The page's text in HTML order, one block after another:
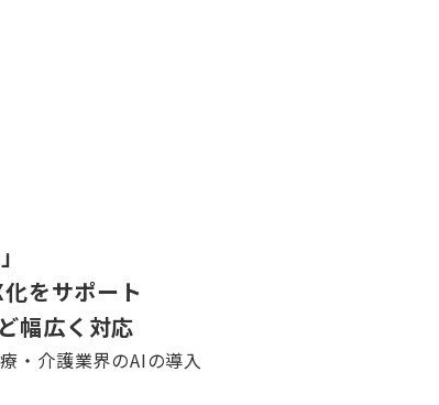
をサポート
幅広く対応
・介護業界のAIの導入